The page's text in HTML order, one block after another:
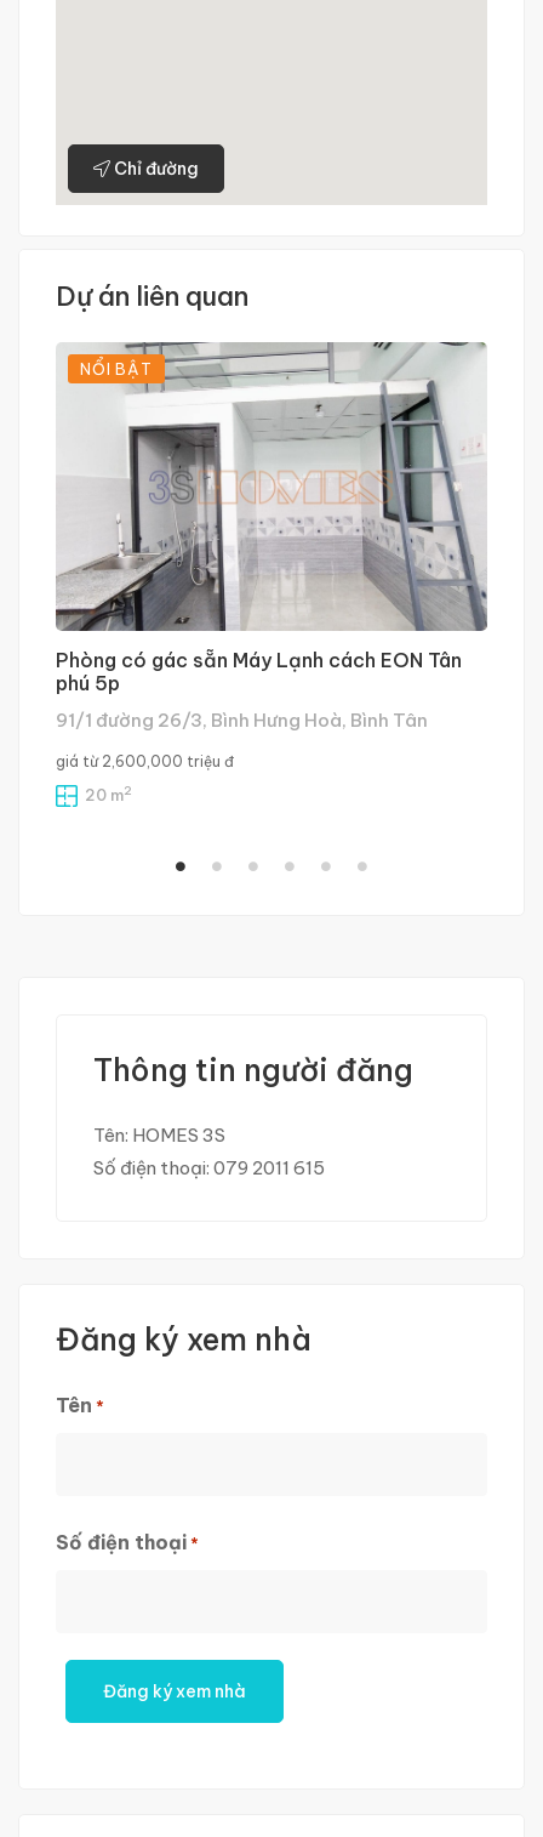
Chỉ đường
Dự án liên quan
NỔI BẬT
Phòng có gác sẵn Máy Lạnh cách EON Tân
phú 5p
91/1 đường 26/3, Bình Hưng Hoà, Bình Tân
giá từ 2,600,000 triệu đ
20 m2
Thông tin người đăng
Tên: HOMES 3S
Số điện thoại: 079 2011 615
Đăng ký xem nhà
Tên *
Số điện thoại *